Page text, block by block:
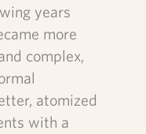
years
more
complex,
atomized
with a